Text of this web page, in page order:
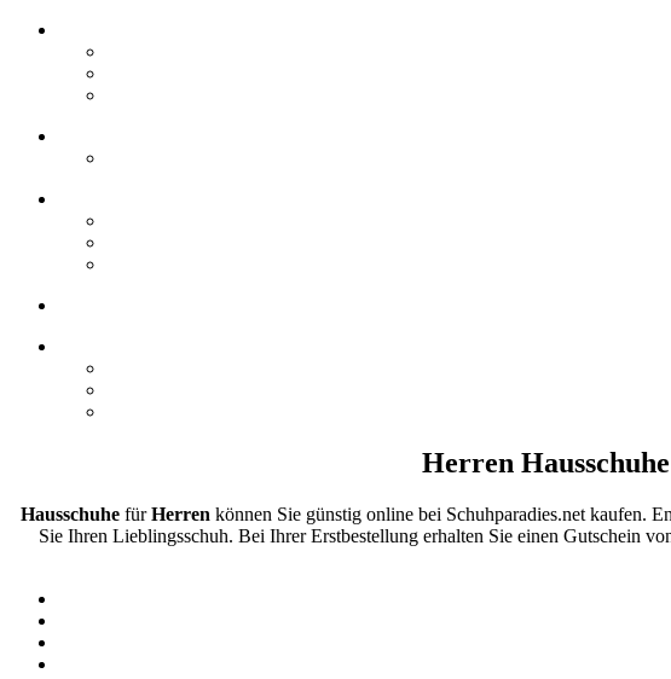
Herren
Hausschuhe fürHerren können Sie günstig online bei Schuhparadies.net kaufen.
Sie Ihren Lieblingsschuh. Bei Ihrer Erstbestellung erhalten Sie einen Gutschein